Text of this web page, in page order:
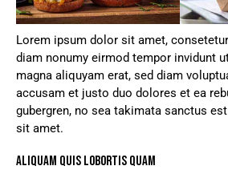
Lorem ipsum dolor sit amet,
diam nonumy eirmod tempor invidunt
magna aliquyam erat, sed diam
accusam et justo duo dolores et ea
gubergren, no sea takimata sanctus
sit amet.
ALIQUAM QUIS LOBORTIS QUAM